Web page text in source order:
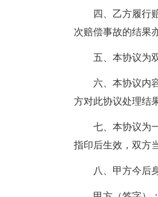
四、乙方履行
次赔偿事故的结果
五、本协议为
六、本协议内
方对此协议处理结
七、本协议为
指印后生效，双方
八、甲方今后